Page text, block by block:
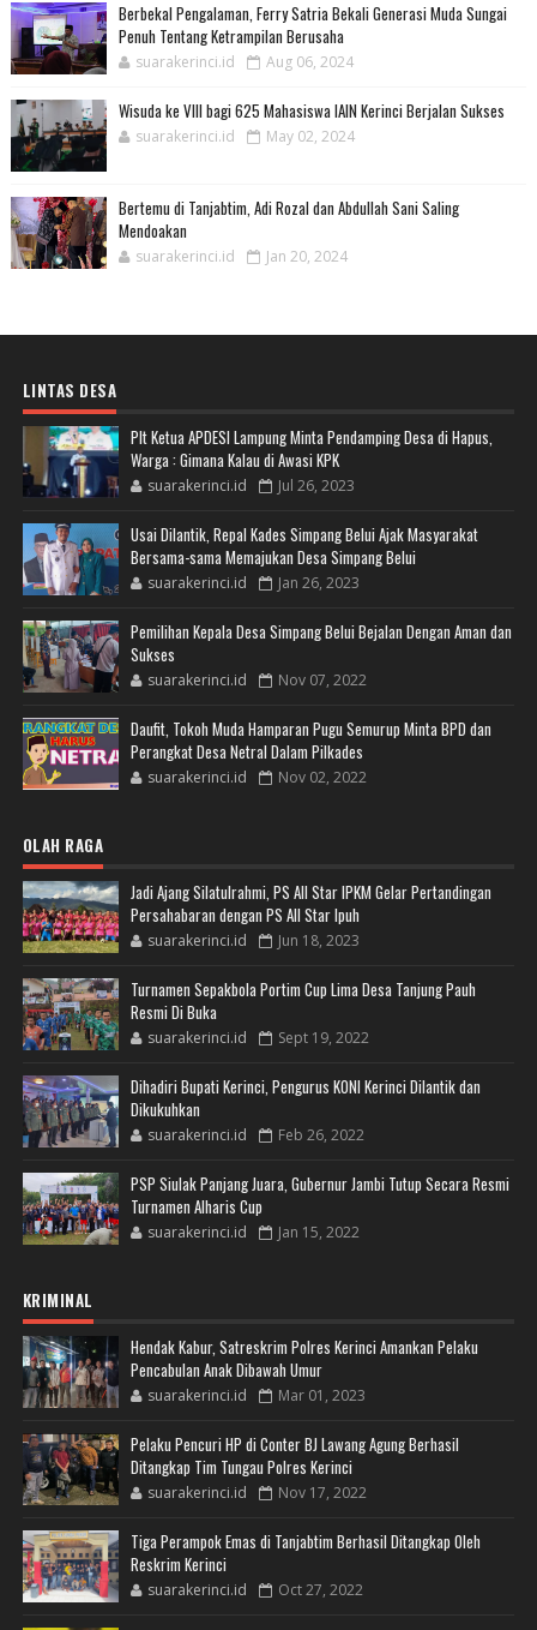
Berbekal Pengalaman, Ferry Satria Bekali Generasi Muda Sungai
Penuh Tentang Ketrampilan Berusaha
suarakerinci.id Aug 06, 2024
Wisuda ke VIII bagi 625 Mahasiswa IAIN Kerinci Berjalan Sukses
suarakerinci.id May 02, 2024
Bertemu di Tanjabtim, Adi Rozal dan Abdullah Sani Saling
Mendoakan
suarakerinci.id Jan 20, 2024
LINTAS DESA
Plt Ketua APDESI Lampung Minta Pendamping Desa di Hapus,
Warga : Gimana Kalau di Awasi KPK
suarakerinci.id Jul 26, 2023
Usai Dilantik, Repal Kades Simpang Belui Ajak Masyarakat
Bersama-sama Memajukan Desa Simpang Belui
suarakerinci.id Jan 26, 2023
Pemilihan Kepala Desa Simpang Belui Bejalan Dengan Aman dan
Sukses
suarakerinci.id Nov 07, 2022
Daufit, Tokoh Muda Hamparan Pugu Semurup Minta BPD dan
Perangkat Desa Netral Dalam Pilkades
suarakerinci.id Nov 02, 2022
OLAH RAGA
Jadi Ajang Silatulrahmi, PS All Star IPKM Gelar Pertandingan
Persahabaran dengan PS All Star Ipuh
suarakerinci.id Jun 18, 2023
Turnamen Sepakbola Portim Cup Lima Desa Tanjung Pauh
Resmi Di Buka
suarakerinci.id Sept 19, 2022
Dihadiri Bupati Kerinci, Pengurus KONI Kerinci Dilantik dan
Dikukuhkan
suarakerinci.id Feb 26, 2022
PSP Siulak Panjang Juara, Gubernur Jambi Tutup Secara Resmi
Turnamen Alharis Cup
suarakerinci.id Jan 15, 2022
KRIMINAL
Hendak Kabur, Satreskrim Polres Kerinci Amankan Pelaku
Pencabulan Anak Dibawah Umur
suarakerinci.id Mar 01, 2023
Pelaku Pencuri HP di Conter BJ Lawang Agung Berhasil
Ditangkap Tim Tungau Polres Kerinci
suarakerinci.id Nov 17, 2022
Tiga Perampok Emas di Tanjabtim Berhasil Ditangkap Oleh
Reskrim Kerinci
suarakerinci.id Oct 27, 2022